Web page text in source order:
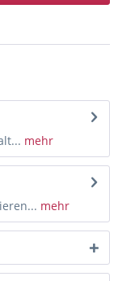
mehr
mehr